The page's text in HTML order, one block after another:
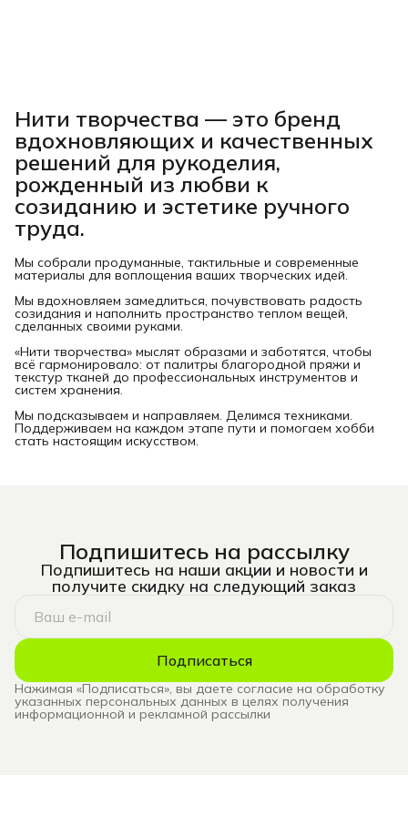
Нити творчества — это бренд
вдохновляющих и качественных
решений для рукоделия,
рожденный из любви к
созиданию и эстетике ручного
труда.
Мы собрали продуманные, тактильные и современные
материалы для воплощения ваших творческих идей.
Мы вдохновляем замедлиться, почувствовать радость
созидания и наполнить пространство теплом вещей,
сделанных своими руками.
«Нити творчества» мыслят образами и заботятся, чтобы
всё гармонировало: от палитры благородной пряжи и
текстур тканей до профессиональных инструментов и
систем хранения.
Мы подсказываем и направляем. Делимся техниками.
Поддерживаем на каждом этапе пути и помогаем хобби
стать настоящим искусством.
Подпишитесь на рассылку
Подпишитесь на наши акции и новости и
получите скидку на следующий заказ
Подписаться
Нажимая «Подписаться», вы даете согласие на обработку
указанных персональных данных в целях получения
информационной и рекламной рассылки